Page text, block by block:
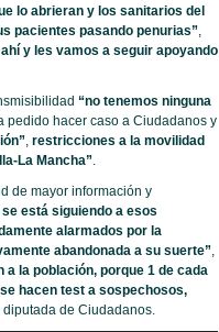
lo abrieran y los sanitarios del
pacientes pasando penurias”,
y les vamos a seguir apoyando
“no tenemos ninguna
pedido hacer caso a Ciudadanos y
, restricciones a la movilidad
La Mancha”.
de mayor información y
está siguiendo a esos
alarmados por la
abandonada a su suerte”,
la población, porque 1 de cada
hacen test a sospechosos,
de Ciudadanos.